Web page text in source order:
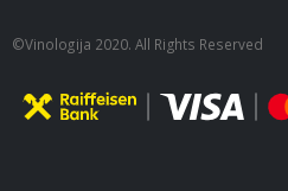
©Vinologija 2020. All Rights Reserved